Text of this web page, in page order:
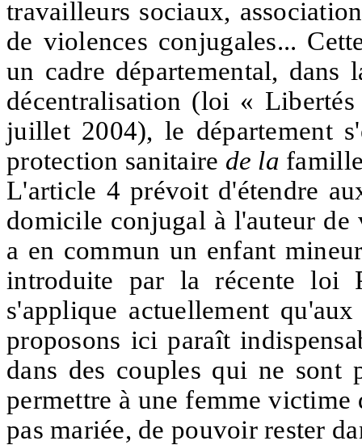
travailleurs sociaux,
de violences conjugales...
un cadre départemental,
décentralisation (loi «
juillet 2004), le département
protection sanitaire de la
L'article 4 prévoit d'étendre
domicile conjugal à l'auteur de
a en commun un enfant
introduite par la récente loi
s'applique actuellement
proposons ici paraît
dans des couples qui ne sont
permettre à une femme
pas mariée, de pouvoir rester